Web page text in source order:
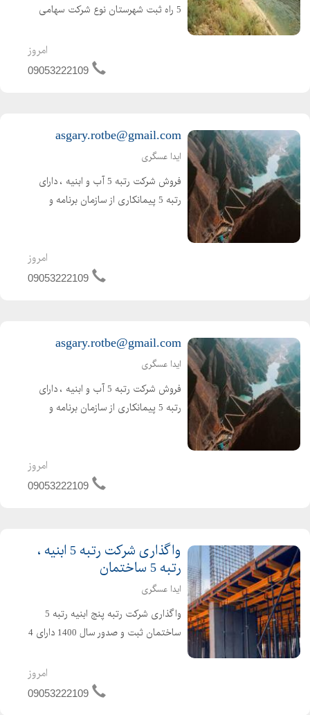
5 راه ثبت شهرستان نوع شرکت سهامی
شرکت تازه صدور و تازه تاسیس است و
هیچگونه بدهی و کارکردی ندارد شرکت
امروز
09053222109
asgary.rotbe@gmail.com
ایدا عسگری
فروش شرکت رتبه 5 آب و ابنیه ، دارای
رتبه 5 پیمانکاری از سازمان برنامه و
امروز
09053222109
asgary.rotbe@gmail.com
ایدا عسگری
فروش شرکت رتبه 5 آب و ابنیه ، دارای
رتبه 5 پیمانکاری از سازمان برنامه و
امروز
09053222109
واگذاری شرکت رتبه 5 ابنیه ،
رتبه 5 ساختمان
ایدا عسگری
واگذاری شرکت رتبه پنج ابنیه رتبه 5
ساختمان ثبت و صدور سال 1400 دارای 4
مهندس بدون کارکرد قیمت مناسب برای
کسب اطلاعات بیشتر تماس بگیرید
امروز
09053222109